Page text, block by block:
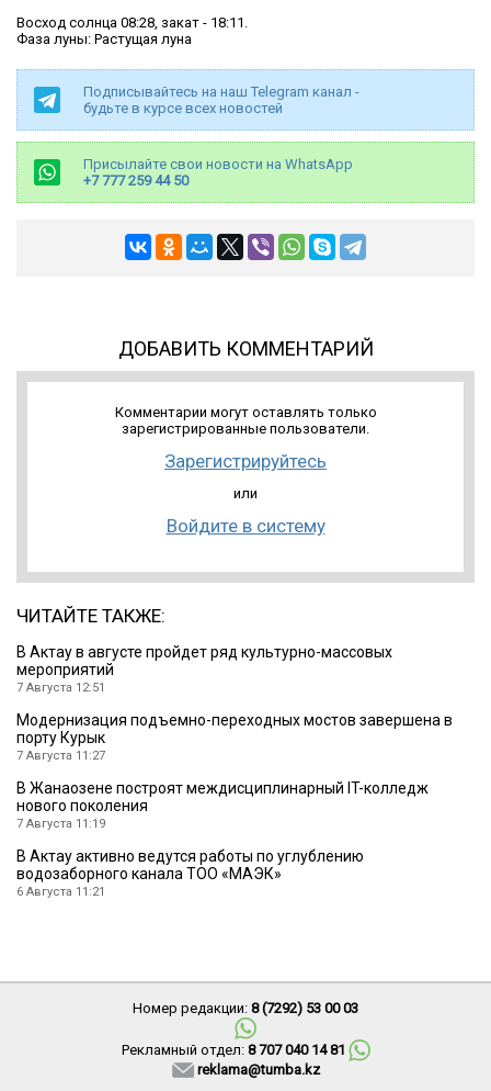
Восход солнца 08:28, закат - 18:11.
Фаза луны: Растущая луна
Подписывайтесь на наш Telegram канал -
будьте в курсе всех новостей
Присылайте свои новости на WhatsApp
+7 777 259 44 50
ДОБАВИТЬ КОММЕНТАРИЙ
Комментарии могут оставлять только
зарегистрированные пользователи.
Зарегистрируйтесь
или
Войдите в систему
ЧИТАЙТЕ ТАКЖЕ:
В Актау в августе пройдет ряд культурно-массовых
мероприятий
7 Августа 12:51
Модернизация подъемно-переходных мостов завершена в
порту Курык
7 Августа 11:27
В Жанаозене построят междисциплинарный IT-колледж
нового поколения
7 Августа 11:19
В Актау активно ведутся работы по углублению
водозаборного канала ТОО «МАЭК»
6 Августа 11:21
Номер редакции: 8 (7292) 53 00 03
Рекламный отдел: 8 707 040 14 81
reklama@tumba.kz